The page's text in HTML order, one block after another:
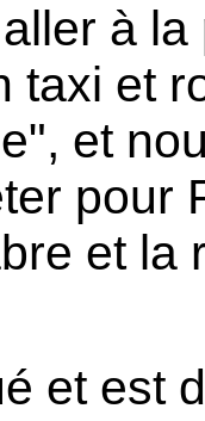
à
taxi et
et
pour
et la
et est